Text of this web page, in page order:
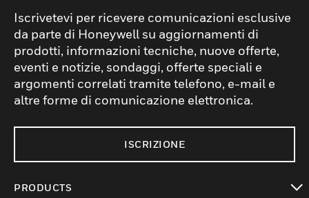
Iscrivetevi per ricevere comunicazioni esclusive
da parte di Honeywell su aggiornamenti di
prodotti, informazioni tecniche, nuove offerte,
eventi e notizie, sondaggi, offerte speciali e
argomenti correlati tramite telefono, e-mail e
altre forme di comunicazione elettronica.
ISCRIZIONE
PRODUCTS